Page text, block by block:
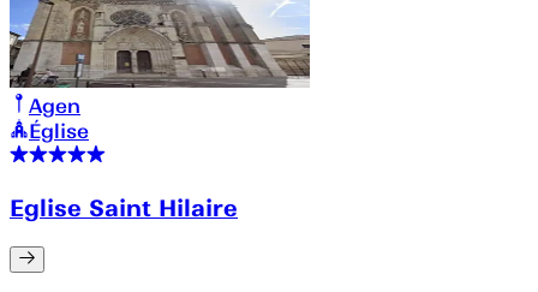
Agen
Église
Eglise Saint Hilaire